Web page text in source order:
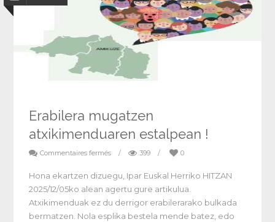
Erabilera mugatzen
atxikimenduaren estalpean !
Commentaires fermés / 399 / 0
Hona ekartzen dizuegu, Ipar Euskal Herriko HITZAN
2025/12/05ko alean agertu gure artikulua.
Atxikimenduak ez du derrigor erabilerarako bulkada
bermatzen. Nola esplika bestela mende batez, edo